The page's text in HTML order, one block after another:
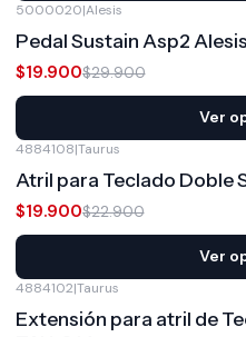
5000020|Alesis
Pedal Sustain Asp2 Alesis
$19.900$29.900
Ver
4884108|Taurus
Atril para Teclado Doble
$19.900$22.900
Ver
4884102|Taurus
Extensión para atril de